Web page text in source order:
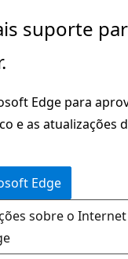
suporte
Edge para
e as atualizações
Edge
sobre o